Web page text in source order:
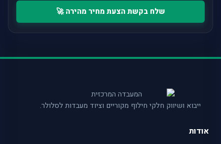
שלח בקשת הצעת מחיר מהירה 🚀
ייבוא ושיווק חלקי חילוף מקוריים וציוד מעבדות לסלולר.
אודות